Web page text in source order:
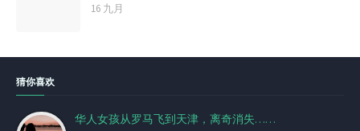
16 九月
猜你喜欢
华人女孩从罗马飞到天津，离奇消失……